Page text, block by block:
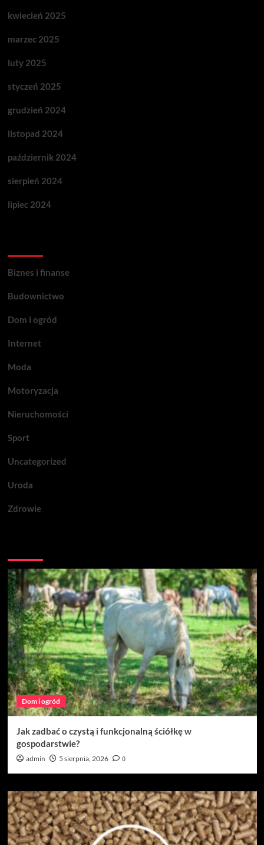
kwiecień 2025
marzec 2025
luty 2025
styczeń 2025
grudzień 2024
listopad 2024
październik 2024
sierpień 2024
lipiec 2024
Biznes i finanse
Budownictwo
Dom i ogród
Internet
Moda
Motoryzacja
Nieruchomości
Sport
Uncategorized
Uroda
Zdrowie
Dom i ogród
Jak zadbać o czystą i funkcjonalną ściółkę w
gospodarstwie?
admin 5 sierpnia, 2026 0